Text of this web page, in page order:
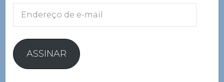
Endereço
mailASSINAR